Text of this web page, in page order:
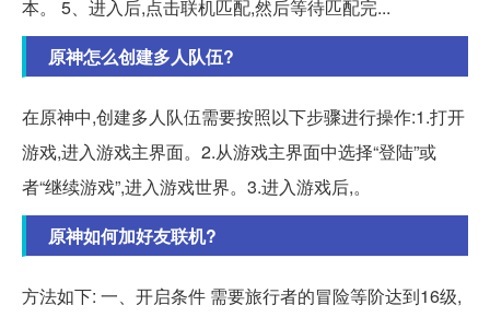
本。 5、进入后,点击联机匹配,然后等待匹配完...
原神怎么创建多人队伍?
在原神中,创建多人队伍需要按照以下步骤进行操作:1.打开
游戏,进入游戏主界面。2.从游戏主界面中选择“登陆”或
者“继续游戏”,进入游戏世界。3.进入游戏后,。
原神如何加好友联机?
方法如下: 一、开启条件 需要旅行者的冒险等阶达到16级,